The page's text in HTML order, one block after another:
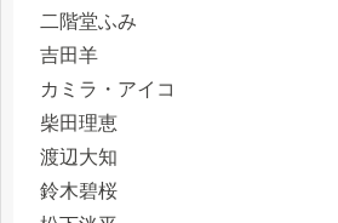
二階堂ふみ
吉田羊
カミラ・アイコ
柴田理恵
渡辺大知
鈴木碧桜